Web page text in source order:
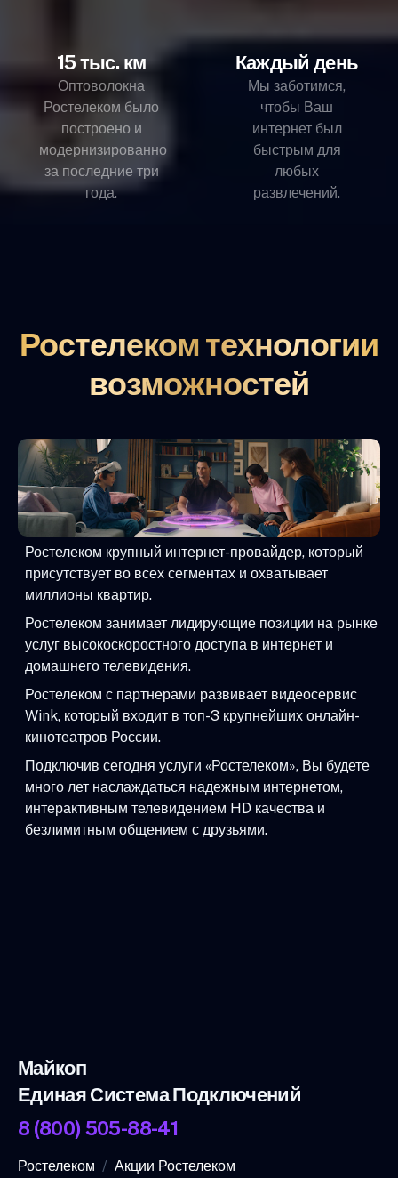
15 тыс. км
Оптоволокна
Ростелеком было
построено и
модернизированно
за последние три
года.
Каждый день
Мы заботимся,
чтобы Ваш
интернет был
быстрым для
любых
развлечений.
Ростелеком технологии
возможностей
Ростелеком крупный интернет-провайдер, который
присутствует во всех сегментах и охватывает
миллионы квартир.
Ростелеком занимает лидирующие позиции на рынке
услуг высокоскоростного доступа в интернет и
домашнего телевидения.
Ростелеком с партнерами развивает видеосервис
Wink, который входит в топ-3 крупнейших онлайн-
кинотеатров России.
Подключив сегодня услуги «Ростелеком», Вы будете
много лет наслаждаться надежным интернетом,
интерактивным телевидением HD качества и
безлимитным общением с друзьями.
Майкоп
Единая Система Подключений
8 (800) 505-88-41
Ростелеком
Акции Ростелеком